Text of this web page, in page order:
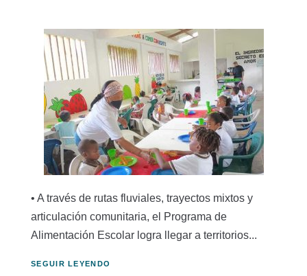
• A través de rutas fluviales, trayectos mixtos y
articulación comunitaria, el Programa de
Alimentación Escolar logra llegar a territorios...
SEGUIR LEYENDO